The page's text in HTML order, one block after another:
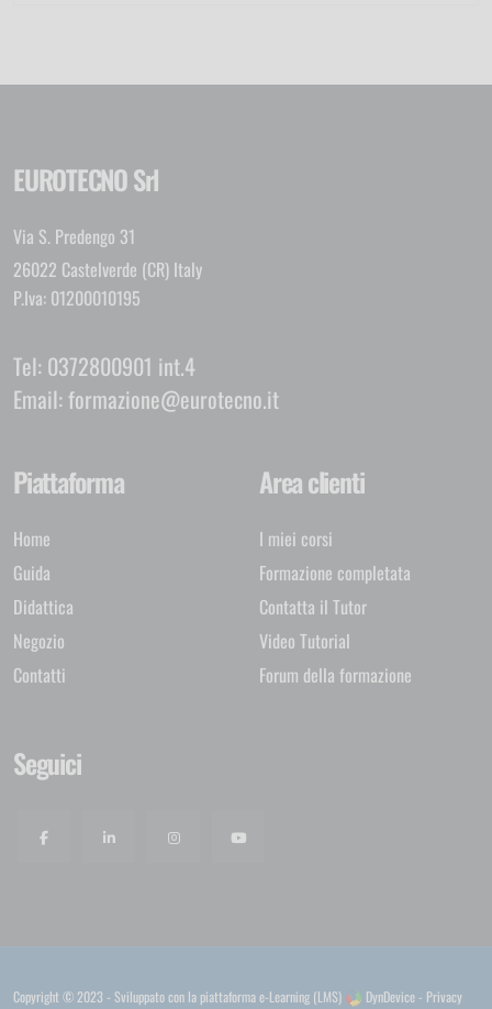
EUROTECNO Srl
Via S. Predengo 31
26022 Castelverde (CR) Italy
P.Iva: 01200010195
Tel: 0372800901 int.4
Email: formazione@eurotecno.it
Piattaforma
Home
Guida
Didattica
Negozio
Contatti
Area clienti
I miei corsi
Formazione completata
Contatta il Tutor
Video Tutorial
Forum della formazione
Seguici
Copyright © 2023 - Sviluppato con la piattaforma e-Learning (LMS) DynDevice - Privacy